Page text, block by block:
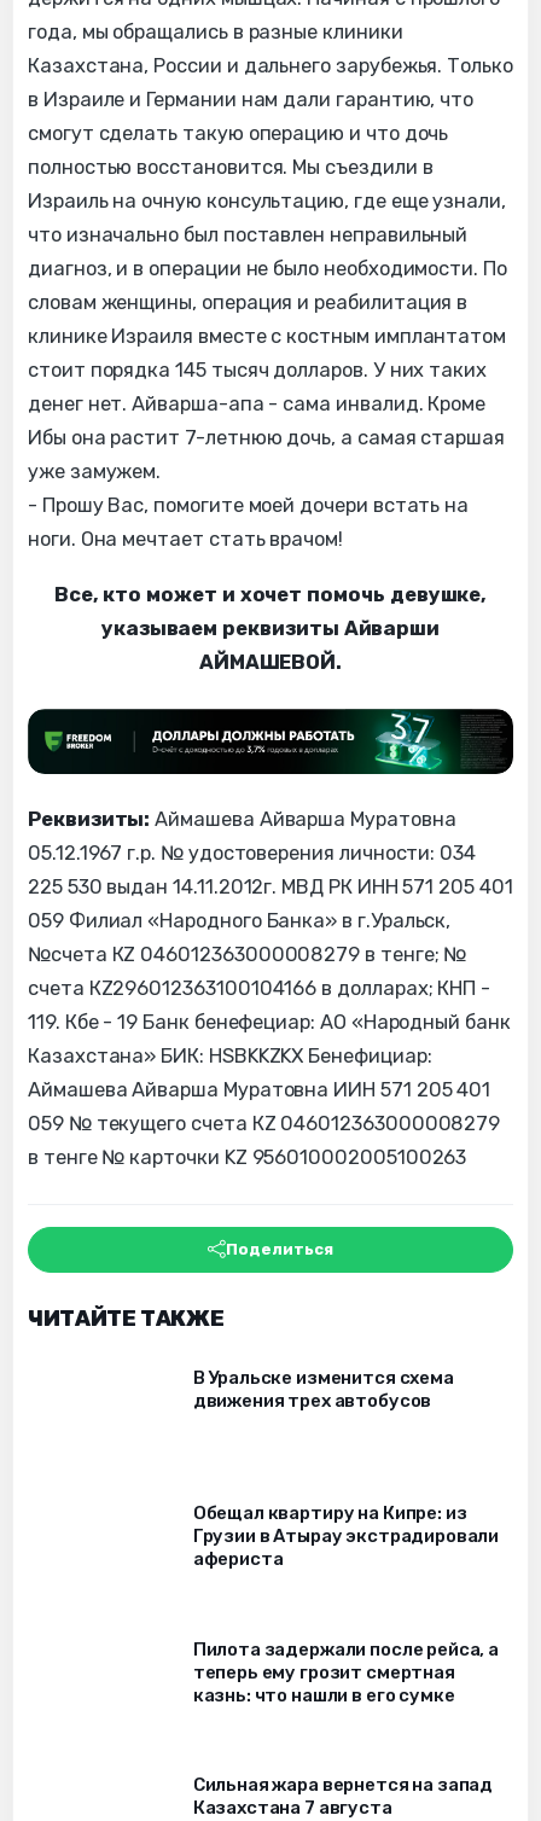
года, мы обращались в разные клиники
Казахстана, России и дальнего зарубежья. Только
в Израиле и Германии нам дали гарантию, что
смогут сделать такую операцию и что дочь
полностью восстановится. Мы съездили в
Израиль на очную консультацию, где еще узнали,
что изначально был поставлен неправильный
диагноз, и в операции не было необходимости. По
словам женщины, операция и реабилитация в
клинике Израиля вместе с костным имплантатом
стоит порядка 145 тысяч долларов. У них таких
денег нет. Айварша-апа - сама инвалид. Кроме
Ибы она растит 7-летнюю дочь, а самая старшая
уже замужем.
- Прошу Вас, помогите моей дочери встать на
ноги. Она мечтает стать врачом!
Все, кто может и хочет помочь девушке,
указываем реквизиты Айварши
АЙМАШЕВОЙ.
Реквизиты: Аймашева Айварша Муратовна
05.12.1967 г.р. № удостоверения личности: 034
225 530 выдан 14.11.2012г. МВД РК ИНН 571 205 401
059 Филиал «Народного Банка» в г.Уральск,
№счета КZ 046012363000008279 в тенге; №
счета КZ296012363100104166 в долларах; КНП -
119. Кбе - 19 Банк бенефециар: АО «Народный банк
Казахстана» БИК: HSBKKZKX Бенефициар:
Аймашева Айварша Муратовна ИИН 571 205 401
059 № текущего счета КZ 046012363000008279
в тенге № карточки KZ 956010002005100263
Поделиться
ЧИТАЙТЕ ТАКЖЕ
В Уральске изменится схема
движения трех автобусов
Обещал квартиру на Кипре: из
Грузии в Атырау экстрадировали
афериста
Пилота задержали после рейса, а
теперь ему грозит смертная
казнь: что нашли в его сумке
Сильная жара вернется на запад
Казахстана 7 августа